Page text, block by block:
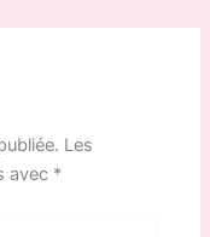
Les
avec *